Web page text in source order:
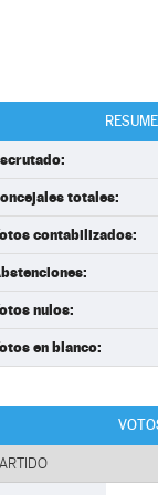
totales:
contabilizados:
nulos:
en blanco: